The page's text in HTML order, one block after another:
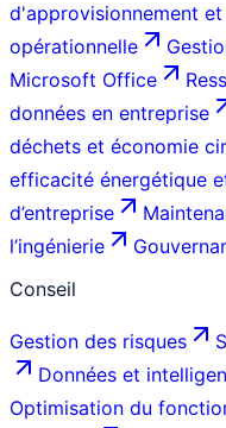
d'approvisionnement
opérationnelle
Microsoft Office
données en entreprise
déchets et économie
efficacité énergétique
d’entreprise
l’ingénierie
Conseil
Gestion des risques
Données et
Optimisation du